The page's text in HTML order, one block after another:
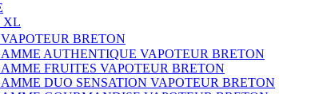
XL
BRETON
AUTHENTIQUE VAPOTEUR BRETON
FRUITES VAPOTEUR BRETON
DUO SENSATION VAPOTEUR BRETON